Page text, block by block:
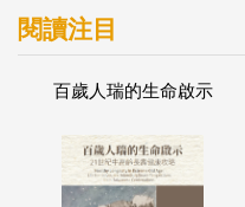
閱讀注目
百歲人瑞的生命啟示